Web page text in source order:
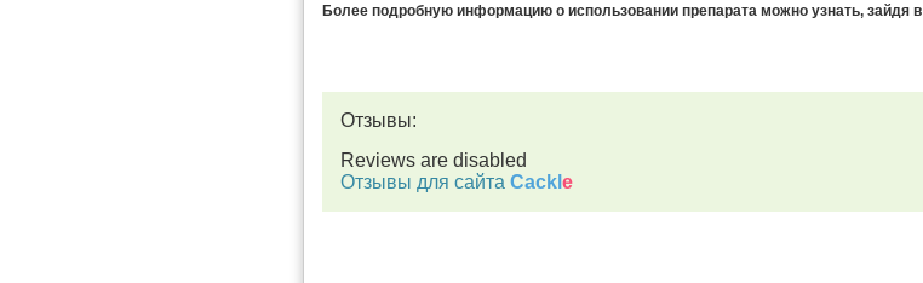
Более подробную информацию о использовании препарата можно узнать, зайдя в
Отзывы:
Reviews are disabled
Отзывы для сайта Cackl e